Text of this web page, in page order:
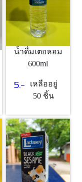
น้ำดื่มเตยหอม
600ml
5.-
เหลืออยู่
50 ชิ้น